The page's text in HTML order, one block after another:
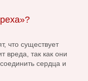
что существует
вреда, так как они
сердца и